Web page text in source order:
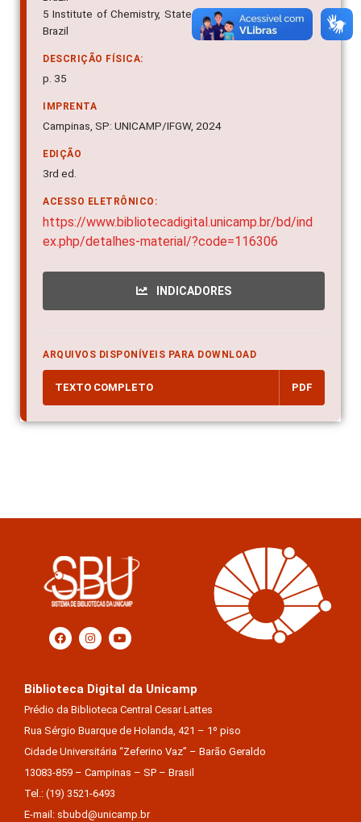
5 Institute of Chemistry, State University of Sao Paulo,
Brazil
DESCRIÇÃO FÍSICA:
p. 35
IMPRENTA
Campinas, SP: UNICAMP/IFGW, 2024
EDIÇÃO
3rd ed.
ACESSO ELETRÔNICO:
https://www.bibliotecadigital.unicamp.br/bd/ind
ex.php/detalhes-material/?code=116306
INDICADORES
ARQUIVOS DISPONÍVEIS PARA DOWNLOAD
TEXTO COMPLETO PDF
Biblioteca Digital da Unicamp
Prédio da Biblioteca Central Cesar Lattes
Rua Sérgio Buarque de Holanda, 421 – 1º piso
Cidade Universitária “Zeferino Vaz” – Barão Geraldo
13083-859 – Campinas – SP – Brasil
Tel.: (19) 3521-6493
E-mail: sbubd@unicamp.br